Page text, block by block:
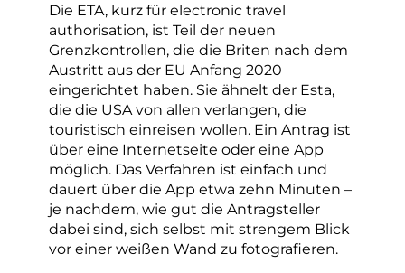
Die ETA, kurz für electronic travel
authorisation, ist Teil der neuen
Grenzkontrollen, die die Briten nach dem
Austritt aus der EU Anfang 2020
eingerichtet haben. Sie ähnelt der Esta,
die die USA von allen verlangen, die
touristisch einreisen wollen. Ein Antrag ist
über eine Internetseite oder eine App
möglich. Das Verfahren ist einfach und
dauert über die App etwa zehn Minuten –
je nachdem, wie gut die Antragsteller
dabei sind, sich selbst mit strengem Blick
vor einer weißen Wand zu fotografieren.